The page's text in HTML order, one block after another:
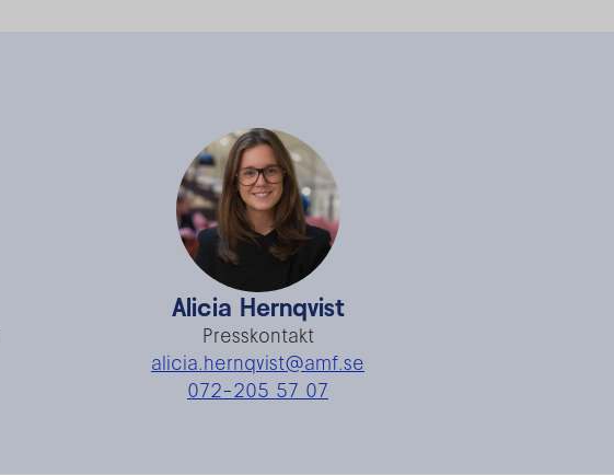
Alicia Hernqvist
Presskontakt
alicia.hernqvist@amf.se
072-205 57 07